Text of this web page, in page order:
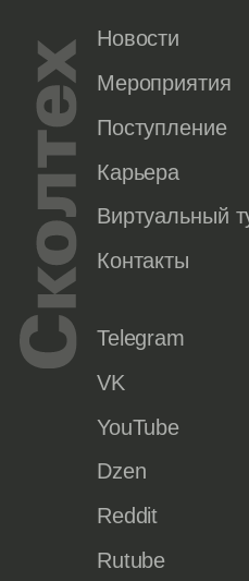
Новости
Мероприятия
Поступление
Карьера
Виртуальный
Контакты
Telegram
VK
YouTube
Dzen
Reddit
Rutube